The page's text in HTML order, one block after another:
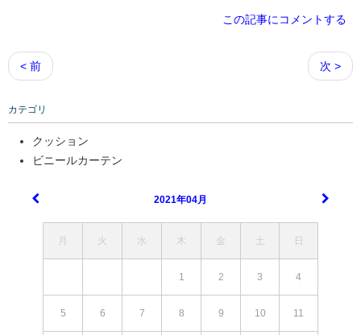
この記事にコメントする
< 前 次 >
カテゴリ
クッション
ビニールカーテン
2021年04月
月 火 水 木 金 土 日
1 2 3 4
5 6 7 8 9 10 11